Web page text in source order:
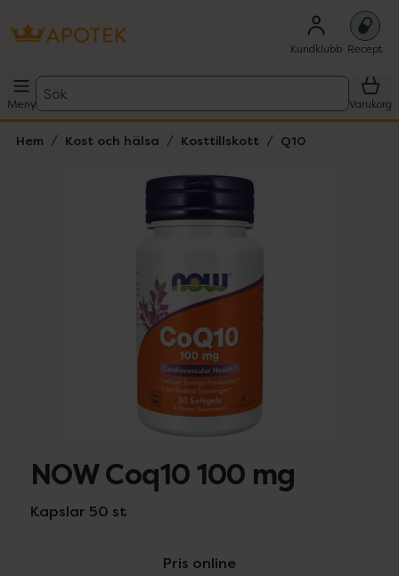
Kundklubb Recept
Meny
Sök
Varukorg
Hem Kost och hälsa Kosttillskott Q10
Lista: . Innehåller 1 objekt.
NOW Coq10 100 mg
Kapslar 50 st
Pris online